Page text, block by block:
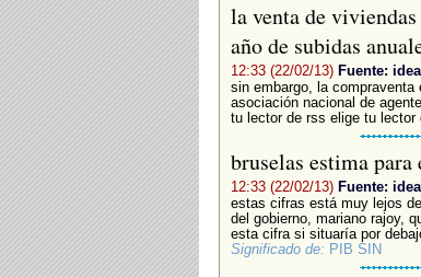
la venta de viviendas
año de subidas
12:33 (22/02/13) Fuente:
sin embargo, la
asociación nacional de
tu lector de rss elige tu
bruselas estima
12:33 (22/02/13) Fuente:
estas cifras está muy lejos
del gobierno, mariano rajoy,
esta cifra si situaría por
Significado de: PIB SIN